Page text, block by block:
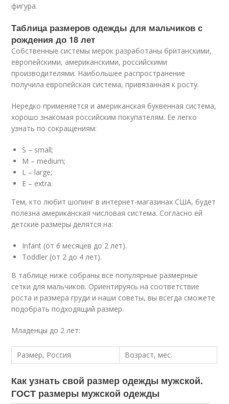
фигура.
Таблица размеров одежды для мальчиков с
рождения до 18 лет
Собственные системы мерок разработаны британскими,
европейскими, американскими, российскими
производителями. Наибольшее распространение
получила европейская система, привязанная к росту.
Нередко применяется и американская буквенная система,
хорошо знакомая российским покупателям. Ее легко
узнать по сокращениям:
S – small;
M – medium;
L – large;
E – extra.
Тем, кто любит шопинг в интернет-магазинах США, будет
полезна американская числовая система. Согласно ей
детские размеры делятся на:
Infant (от 6 месяцев до 2 лет).
Toddler (от 2 до 4 лет).
В таблице ниже собраны все популярные размерные
сетки для мальчиков. Ориентируясь на соответствие
роста и размера груди и наши советы, вы всегда сможете
подобрать подходящий размер.
Младенцы до 2 лет:
Размер, Россия Возраст, мес.
Как узнать свой размер одежды мужской.
ГОСТ размеры мужской одежды